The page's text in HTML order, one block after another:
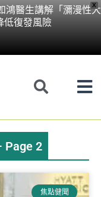
X
鴻醫生講解「瀰漫性大
低復發風險
Page 2
焦點健聞